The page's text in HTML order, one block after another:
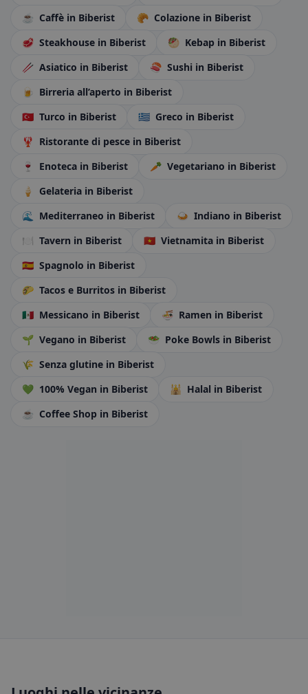
☕ Caffè in Biberist 🥐 Colazione in Biberist
🥩 Steakhouse in Biberist 🥙 Kebap in Biberist
🥢 Asiatico in Biberist 🍣 Sushi in Biberist
🍺 Birreria all’aperto in Biberist
🇹🇷 Turco in Biberist 🇬🇷 Greco in Biberist
🦞 Ristorante di pesce in Biberist
🍷
Enoteca in Biberist 🥕 Vegetariano in Biberist
🍦
Gelateria in Biberist
🌊
Mediterraneo in Biberist 🍛 Indiano in Biberist
🍽️ Tavern in Biberist 🇻🇳 Vietnamita in Biberist
🇪🇸 Spagnolo in Biberist
🌮 Tacos e Burritos in Biberist
🇲🇽 Messicano in Biberist 🍜 Ramen in Biberist
🌱 Vegano in Biberist 🥗 Poke Bowls in Biberist
🌾 Senza glutine in Biberist
💚 100% Vegan in Biberist 🕌 Halal in Biberist
☕ Coffee Shop in Biberist